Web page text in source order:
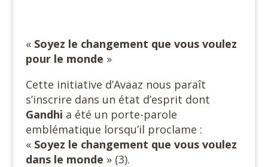
« Soyez le changement que vous voulez
pour le monde »
Cette initiative d’Avaaz nous paraît
s’inscrire dans un état d’esprit dont
Gandhi a été un porte-parole
emblématique lorsqu’il proclame :
« Soyez le changement que vous voulez
dans le monde » (3).